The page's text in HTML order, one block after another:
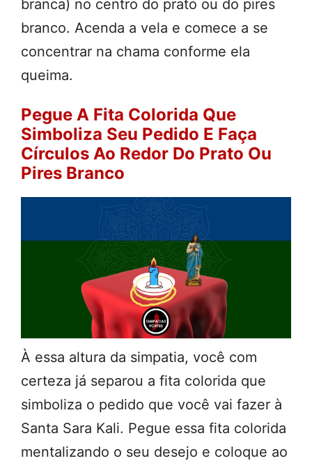
branca) no centro do prato ou do pires
branco. Acenda a vela e comece a se
concentrar na chama conforme ela
queima.
Pegue A Fita Colorida Que
Simboliza Seu Pedido E Faça
Círculos Ao Redor Do Prato Ou
Pires Branco
À essa altura da simpatia, você com
certeza já separou a fita colorida que
simboliza o pedido que você vai fazer à
Santa Sara Kali. Pegue essa fita colorida
mentalizando o seu desejo e coloque ao